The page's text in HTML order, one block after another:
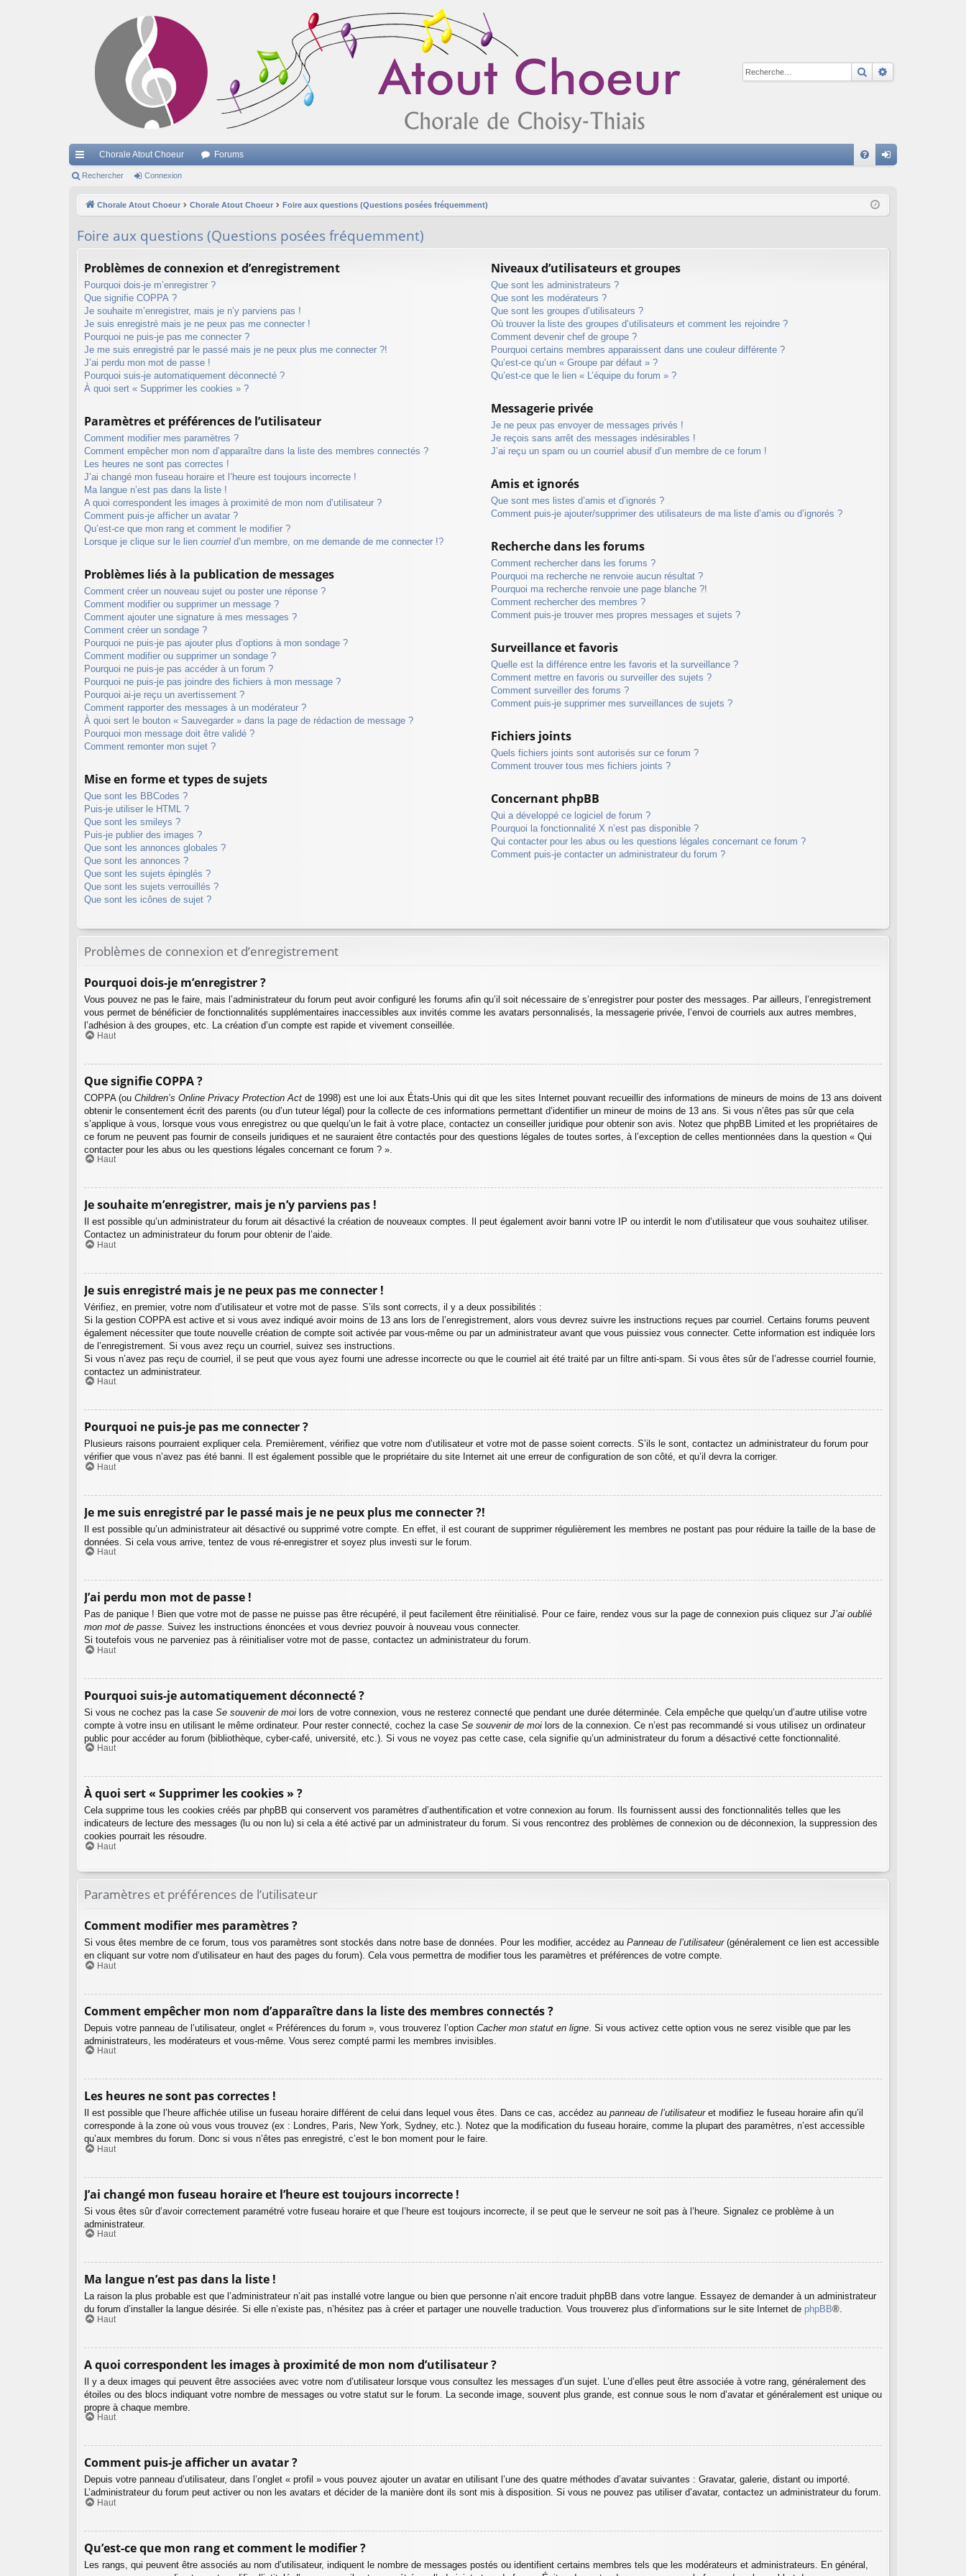
Rechercher
cc
pi
Chorale Atout Choeur Forums
ne
Rechercher Connexion
Chorale Atout Choeur Chorale Atout Choeur Foire aux questions (Questions posées fréquemment)
Foire aux questions (Questions posées fréquemment)
Problèmes de connexion et d’enregistrement
Pourquoi dois-je m’enregistrer ?
Que signifie COPPA ?
Je souhaite m’enregistrer, mais je n’y parviens pas !
Je suis enregistré mais je ne peux pas me connecter !
Pourquoi ne puis-je pas me connecter ?
Je me suis enregistré par le passé mais je ne peux plus me connecter ?!
J’ai perdu mon mot de passe !
Pourquoi suis-je automatiquement déconnecté ?
À quoi sert « Supprimer les cookies » ?
Paramètres et préférences de l’utilisateur
Comment modifier mes paramètres ?
Comment empêcher mon nom d’apparaître dans la liste des membres connectés ?
Les heures ne sont pas correctes !
J’ai changé mon fuseau horaire et l’heure est toujours incorrecte !
Ma langue n’est pas dans la liste !
A quoi correspondent les images à proximité de mon nom d’utilisateur ?
Comment puis-je afficher un avatar ?
Qu’est-ce que mon rang et comment le modifier ?
Lorsque je clique sur le lien courriel d’un membre, on me demande de me connecter !?
Problèmes liés à la publication de messages
Comment créer un nouveau sujet ou poster une réponse ?
Comment modifier ou supprimer un message ?
Comment ajouter une signature à mes messages ?
Comment créer un sondage ?
Pourquoi ne puis-je pas ajouter plus d’options à mon sondage ?
Comment modifier ou supprimer un sondage ?
Pourquoi ne puis-je pas accéder à un forum ?
Pourquoi ne puis-je pas joindre des fichiers à mon message ?
Pourquoi ai-je reçu un avertissement ?
Comment rapporter des messages à un modérateur ?
À quoi sert le bouton « Sauvegarder » dans la page de rédaction de message ?
Pourquoi mon message doit être validé ?
Comment remonter mon sujet ?
Mise en forme et types de sujets
Que sont les BBCodes ?
Puis-je utiliser le HTML ?
Que sont les smileys ?
Puis-je publier des images ?
Que sont les annonces globales ?
Que sont les annonces ?
Que sont les sujets épinglés ?
Que sont les sujets verrouillés ?
Que sont les icônes de sujet ?
Niveaux d’utilisateurs et groupes
Que sont les administrateurs ?
Que sont les modérateurs ?
Que sont les groupes d’utilisateurs ?
Où trouver la liste des groupes d’utilisateurs et comment les rejoindre ?
Comment devenir chef de groupe ?
Pourquoi certains membres apparaissent dans une couleur différente ?
Qu’est-ce qu’un « Groupe par défaut » ?
Qu’est-ce que le lien « L’équipe du forum » ?
Messagerie privée
Je ne peux pas envoyer de messages privés !
Je reçois sans arrêt des messages indésirables !
J’ai reçu un spam ou un courriel abusif d’un membre de ce forum !
Amis et ignorés
Que sont mes listes d’amis et d’ignorés ?
Comment puis-je ajouter/supprimer des utilisateurs de ma liste d’amis ou d’ignorés ?
Recherche dans les forums
Comment rechercher dans les forums ?
Pourquoi ma recherche ne renvoie aucun résultat ?
Pourquoi ma recherche renvoie une page blanche ?!
Comment rechercher des membres ?
Comment puis-je trouver mes propres messages et sujets ?
Surveillance et favoris
Quelle est la différence entre les favoris et la surveillance ?
Comment mettre en favoris ou surveiller des sujets ?
Comment surveiller des forums ?
Comment puis-je supprimer mes surveillances de sujets ?
Fichiers joints
Quels fichiers joints sont autorisés sur ce forum ?
Comment trouver tous mes fichiers joints ?
Concernant phpBB
Qui a développé ce logiciel de forum ?
Pourquoi la fonctionnalité X n’est pas disponible ?
Qui contacter pour les abus ou les questions légales concernant ce forum ?
Comment puis-je contacter un administrateur du forum ?
Problèmes de connexion et d’enregistrement
Pourquoi dois-je m’enregistrer ?
Vous pouvez ne pas le faire, mais l’administrateur du forum peut avoir configuré les forums afin qu’il soit nécessaire de s’enregistrer pour poster des messages. Par ailleurs, l’enregistrement
vous permet de bénéficier de fonctionnalités supplémentaires inaccessibles aux invités comme les avatars personnalisés, la messagerie privée, l’envoi de courriels aux autres membres,
l’adhésion à des groupes, etc. La création d’un compte est rapide et vivement conseillée.
Haut
Que signifie COPPA ?
COPPA (ou Children’s Online Privacy Protection Act de 1998) est une loi aux États-Unis qui dit que les sites Internet pouvant recueillir des informations de mineurs de moins de 13 ans doivent
obtenir le consentement écrit des parents (ou d’un tuteur légal) pour la collecte de ces informations permettant d’identifier un mineur de moins de 13 ans. Si vous n’êtes pas sûr que cela
s’applique à vous, lorsque vous vous enregistrez ou que quelqu’un le fait à votre place, contactez un conseiller juridique pour obtenir son avis. Notez que phpBB Limited et les propriétaires de
ce forum ne peuvent pas fournir de conseils juridiques et ne sauraient être contactés pour des questions légales de toutes sortes, à l’exception de celles mentionnées dans la question « Qui
contacter pour les abus ou les questions légales concernant ce forum ? ».
Haut
Je souhaite m’enregistrer, mais je n’y parviens pas !
Il est possible qu’un administrateur du forum ait désactivé la création de nouveaux comptes. Il peut également avoir banni votre IP ou interdit le nom d’utilisateur que vous souhaitez utiliser.
Contactez un administrateur du forum pour obtenir de l’aide.
Haut
Je suis enregistré mais je ne peux pas me connecter !
Vérifiez, en premier, votre nom d’utilisateur et votre mot de passe. S’ils sont corrects, il y a deux possibilités :
Si la gestion COPPA est active et si vous avez indiqué avoir moins de 13 ans lors de l’enregistrement, alors vous devrez suivre les instructions reçues par courriel. Certains forums peuvent
également nécessiter que toute nouvelle création de compte soit activée par vous-même ou par un administrateur avant que vous puissiez vous connecter. Cette information est indiquée lors
de l’enregistrement. Si vous avez reçu un courriel, suivez ses instructions.
Si vous n’avez pas reçu de courriel, il se peut que vous ayez fourni une adresse incorrecte ou que le courriel ait été traité par un filtre anti-spam. Si vous êtes sûr de l’adresse courriel fournie,
contactez un administrateur.
Haut
Pourquoi ne puis-je pas me connecter ?
Plusieurs raisons pourraient expliquer cela. Premièrement, vérifiez que votre nom d’utilisateur et votre mot de passe soient corrects. S’ils le sont, contactez un administrateur du forum pour
vérifier que vous n’avez pas été banni. Il est également possible que le propriétaire du site Internet ait une erreur de configuration de son côté, et qu’il devra la corriger.
Haut
Je me suis enregistré par le passé mais je ne peux plus me connecter ?!
Il est possible qu’un administrateur ait désactivé ou supprimé votre compte. En effet, il est courant de supprimer régulièrement les membres ne postant pas pour réduire la taille de la base de
données. Si cela vous arrive, tentez de vous ré-enregistrer et soyez plus investi sur le forum.
Haut
J’ai perdu mon mot de passe !
Pas de panique ! Bien que votre mot de passe ne puisse pas être récupéré, il peut facilement être réinitialisé. Pour ce faire, rendez vous sur la page de connexion puis cliquez sur J’ai oublié
mon mot de passe. Suivez les instructions énoncées et vous devriez pouvoir à nouveau vous connecter.
Si toutefois vous ne parveniez pas à réinitialiser votre mot de passe, contactez un administrateur du forum.
Haut
Pourquoi suis-je automatiquement déconnecté ?
Si vous ne cochez pas la case Se souvenir de moi lors de votre connexion, vous ne resterez connecté que pendant une durée déterminée. Cela empêche que quelqu’un d’autre utilise votre
compte à votre insu en utilisant le même ordinateur. Pour rester connecté, cochez la case Se souvenir de moi lors de la connexion. Ce n’est pas recommandé si vous utilisez un ordinateur
public pour accéder au forum (bibliothèque, cyber-café, université, etc.). Si vous ne voyez pas cette case, cela signifie qu’un administrateur du forum a désactivé cette fonctionnalité.
Haut
À quoi sert « Supprimer les cookies » ?
Cela supprime tous les cookies créés par phpBB qui conservent vos paramètres d’authentification et votre connexion au forum. Ils fournissent aussi des fonctionnalités telles que les
indicateurs de lecture des messages (lu ou non lu) si cela a été activé par un administrateur du forum. Si vous rencontrez des problèmes de connexion ou de déconnexion, la suppression des
cookies pourrait les résoudre.
Haut
Paramètres et préférences de l’utilisateur
Comment modifier mes paramètres ?
Si vous êtes membre de ce forum, tous vos paramètres sont stockés dans notre base de données. Pour les modifier, accédez au Panneau de l’utilisateur(généralement ce lien est accessible
en cliquant sur votre nom d’utilisateur en haut des pages du forum). Cela vous permettra de modifier tous les paramètres et préférences de votre compte.
Haut
Comment empêcher mon nom d’apparaître dans la liste des membres connectés ?
Depuis votre panneau de l’utilisateur, onglet « Préférences du forum », vous trouverez l’option Cacher mon statut en ligne . Si vous activez cette option vous ne serez visible que par les
administrateurs, les modérateurs et vous-même. Vous serez compté parmi les membres invisibles.
Haut
Les heures ne sont pas correctes !
Il est possible que l’heure affichée utilise un fuseau horaire différent de celui dans lequel vous êtes. Dans ce cas, accédez au panneau de l’utilisateuret modifiez le fuseau horaire afin qu’il
corresponde à la zone où vous vous trouvez (ex : Londres, Paris, New York, Sydney, etc.). Notez que la modification du fuseau horaire, comme la plupart des paramètres, n’est accessible
qu’aux membres du forum. Donc si vous n’êtes pas enregistré, c’est le bon moment pour le faire.
Haut
J’ai changé mon fuseau horaire et l’heure est toujours incorrecte !
Si vous êtes sûr d’avoir correctement paramétré votre fuseau horaire et que l’heure est toujours incorrecte, il se peut que le serveur ne soit pas à l’heure. Signalez ce problème à un
administrateur.
Haut
Ma langue n’est pas dans la liste !
La raison la plus probable est que l’administrateur n’ait pas installé votre langue ou bien que personne n’ait encore traduit phpBB dans votre langue. Essayez de demander à un administrateur
du forum d’installer la langue désirée. Si elle n’existe pas, n’hésitez pas à créer et partager une nouvelle traduction. Vous trouverez plus d’informations sur le site Internet de phpBB®.
Haut
A quoi correspondent les images à proximité de mon nom d’utilisateur ?
Il y a deux images qui peuvent être associées avec votre nom d’utilisateur lorsque vous consultez les messages d’un sujet. L’une d’elles peut être associée à votre rang, généralement des
étoiles ou des blocs indiquant votre nombre de messages ou votre statut sur le forum. La seconde image, souvent plus grande, est connue sous le nom d’avatar et généralement est unique ou
propre à chaque membre.
Haut
Comment puis-je afficher un avatar ?
Depuis votre panneau d’utilisateur, dans l’onglet « profil » vous pouvez ajouter un avatar en utilisant l’une des quatre méthodes d’avatar suivantes : Gravatar, galerie, distant ou importé.
L’administrateur du forum peut activer ou non les avatars et décider de la manière dont ils sont mis à disposition. Si vous ne pouvez pas utiliser d’avatar, contactez un administrateur du forum.
Haut
Qu’est-ce que mon rang et comment le modifier ?
Les rangs, qui peuvent être associés au nom d’utilisateur, indiquent le nombre de messages postés ou identifient certains membres tels que les modérateurs et administrateurs. En général,